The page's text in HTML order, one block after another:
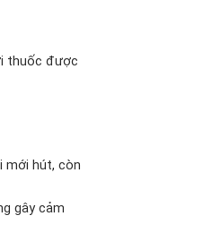
thuốc được
mới hút, còn
gây cảm